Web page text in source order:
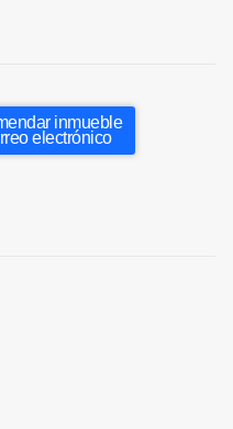
inmueble
electrónico